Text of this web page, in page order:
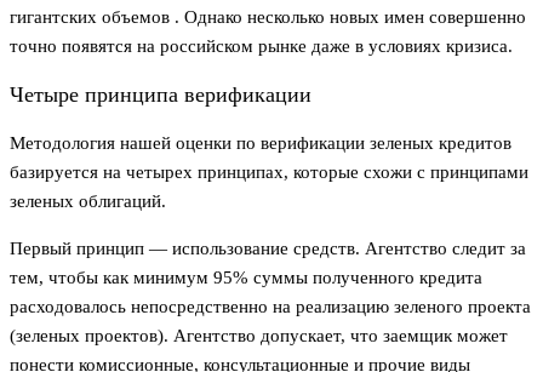
гигантских объемов . Однако несколько новых имен совершенно
точно появятся на российском рынке даже в условиях кризиса.
Четыре принципа верификации
Методология нашей оценки по верификации зеленых кредитов
базируется на четырех принципах, которые схожи с принципами
зеленых облигаций.
Первый принцип — использование средств. Агентство следит за
тем, чтобы как минимум 95% суммы полученного кредита
расходовалось непосредственно на реализацию зеленого проекта
(зеленых проектов). Агентство допускает, что заемщик может
понести комиссионные, консультационные и прочие виды